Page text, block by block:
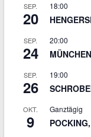
SEP.
20
18:00
SEP.
24
20:00
SEP.
26
19:00
OKT.
9
Ganztägig